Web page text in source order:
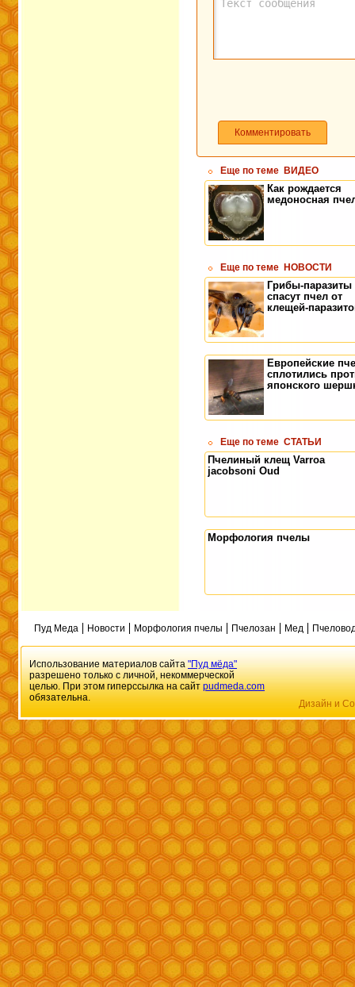
Комментировать
Еще по теме ВИДЕО
Как рождается
медоносная
Еще по теме НОВОСТИ
Грибы-паразиты
спасут пчел от
клещей-
Европейские
сплотились
японского
Еще по теме СТАТЬИ
Пчелиный клещ Varroa
jacobsoni Oud
Морфология пчелы
Пуд Меда Новости Морфология пчелы Пчелозан Мед
Использование материалов сайта"Пуд мёда"
разрешено только с личной, некоммерческой
целью. При этом гиперссылка на сайтpudmeda.com
обязательна.
Дизайн и